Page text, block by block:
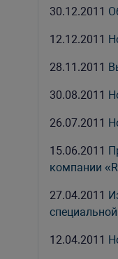
30.12.2011
12.12.2011
28.11.2011
30.08.2011
26.07.2011
15.06.2011
компании
27.04.2011
12.04.2011